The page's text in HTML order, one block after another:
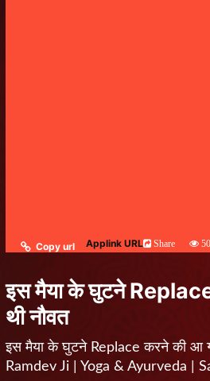
Copy url Applink URL Share
इस मैया के घुटने
थी नौवत
इस मैया के घुटने Replace करने की आ
Ramdev Ji | Yoga & Ayurveda |